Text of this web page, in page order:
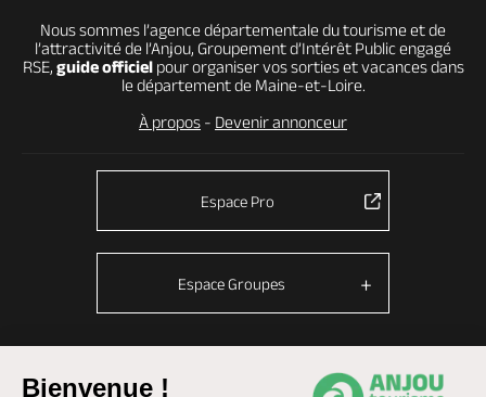
Bienvenue !
Nous sommes l’agence départementale du tourisme et de
l’attractivité de l’Anjou, Groupement d’Intérêt Public engagé
RSE, guide officielpour organiser vos sorties et vacances dans
le département de Maine-et-Loire.
À propos - Devenir annonceur
Espace Pro
Espace Groupes
© Anjou tourisme 2026 - Fonctionnement du site